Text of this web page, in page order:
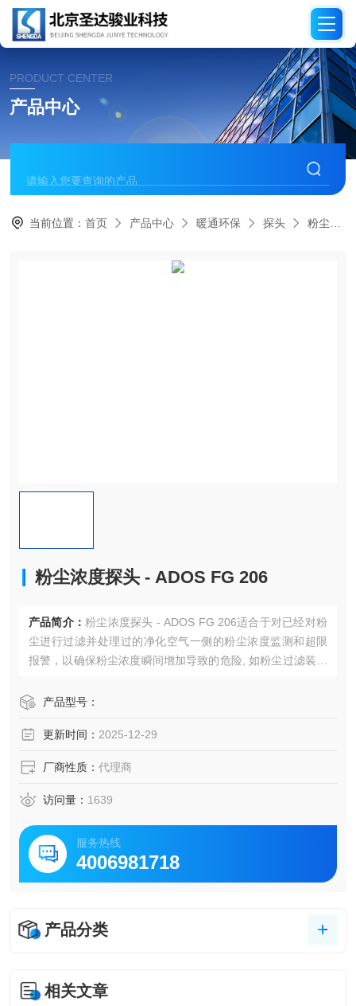
PRODUCT CENTER
产品中心
当前位置：首页 产品中心 暖通环保 探头 粉尘浓度探头 - ADOS FG 206
粉尘浓度探头 - ADOS FG 206
产品简介： 粉尘浓度探头 - ADOS FG 206适合于对已经对粉
尘进行过滤并处理过的净化空气一侧的粉尘浓度监测和超限
报警，以确保粉尘浓度瞬间增加导致的危险, 如粉尘过滤装置
产品型号：
更新时间： 2025-12-29
厂商性质： 代理商
访问量： 1639
服务热线
4006981718
产品分类
相关文章